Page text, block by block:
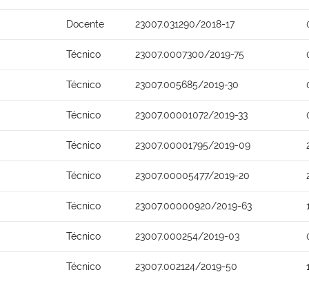
Docente 23007.031290/2018-17
Técnico 23007.0007300/2019-75
Técnico 23007.005685/2019-30
Técnico 23007.00001072/2019-33
Técnico 23007.00001795/2019-09
Técnico 23007.00005477/2019-20
Técnico 23007.00000920/2019-63
Técnico 23007.000254/2019-03
Técnico 23007.002124/2019-50